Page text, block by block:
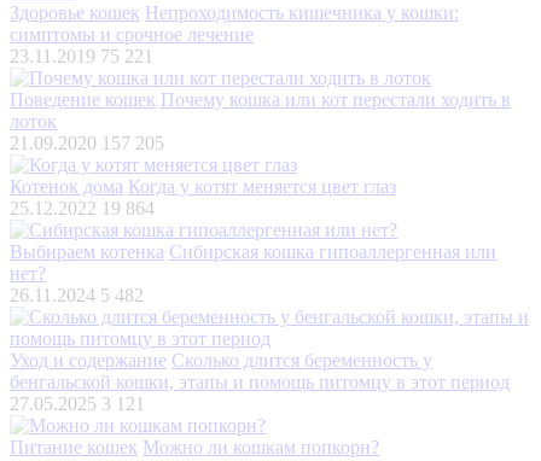
Здоровье кошек Непроходимость кишечника у кошки:
симптомы и срочное лечение
23.11.2019 75 221
Поведение кошек Почему кошка или кот перестали ходить в
лоток
21.09.2020 157 205
Котенок дома Когда у котят меняется цвет глаз
25.12.2022 19 864
Выбираем котенка Сибирская кошка гипоаллергенная или
нет?
26.11.2024 5 482
Уход и содержание Сколько длится беременность у
бенгальской кошки, этапы и помощь питомцу в этот период
27.05.2025 3 121
Питание кошек Можно ли кошкам попкорн?